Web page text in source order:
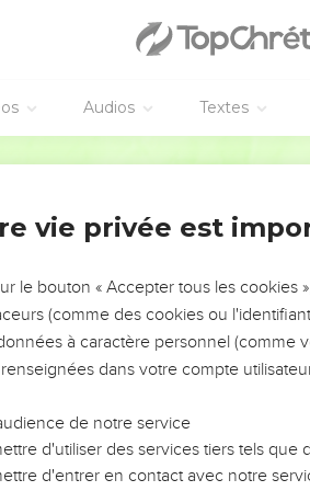
Audios Textes
Codex - tanach.us --- Grec : © 2010 by the
בַ֗יִת שָׁ֤וְא ׀ עָמְל֣וּ בוֹנָ֣יו בּ֑וֹ אִם־יְהוָ֥ה
הִנֵּ֤ה
vie privée est
le bouton « Accepter tous les cookies
(comme des cookies ou
à caractère personnel (comme
dans votre compte
de notre service
d'utiliser des services tiers tels
d'entrer en contact avec notre